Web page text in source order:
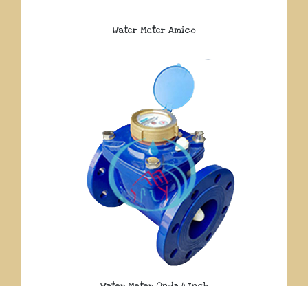
Water Meter Amico